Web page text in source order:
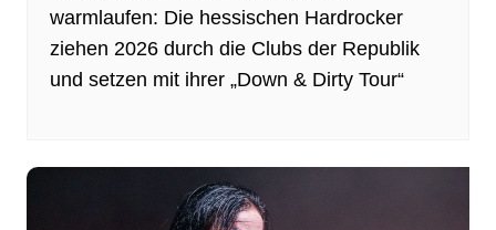
warmlaufen: Die hessischen Hardrocker
ziehen 2026 durch die Clubs der Republik
und setzen mit ihrer „Down & Dirty Tour“